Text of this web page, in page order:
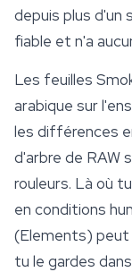
depuis plus d'un
fiable et n'a
Les feuilles
arabique sur
les différences
d'arbre de RAW
rouleurs. Là où
en conditions
(Elements) peut
tu le gardes